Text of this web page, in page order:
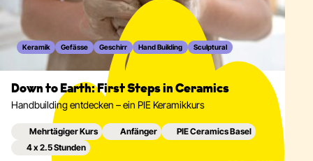
Keramik Gefässe Geschirr Hand Building Sculptural
Down to Earth: First Steps in Ceramics
Handbuilding entdecken – ein PIE Keramikkurs
Mehrtägiger Kurs Anfänger
PIE Ceramics Basel
4 x 2.5 Stunden